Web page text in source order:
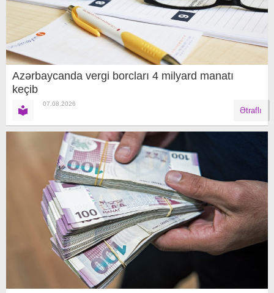
Azərbaycanda vergi borcları 4 milyard manatı
keçib
07.08.2026
Ətraflı